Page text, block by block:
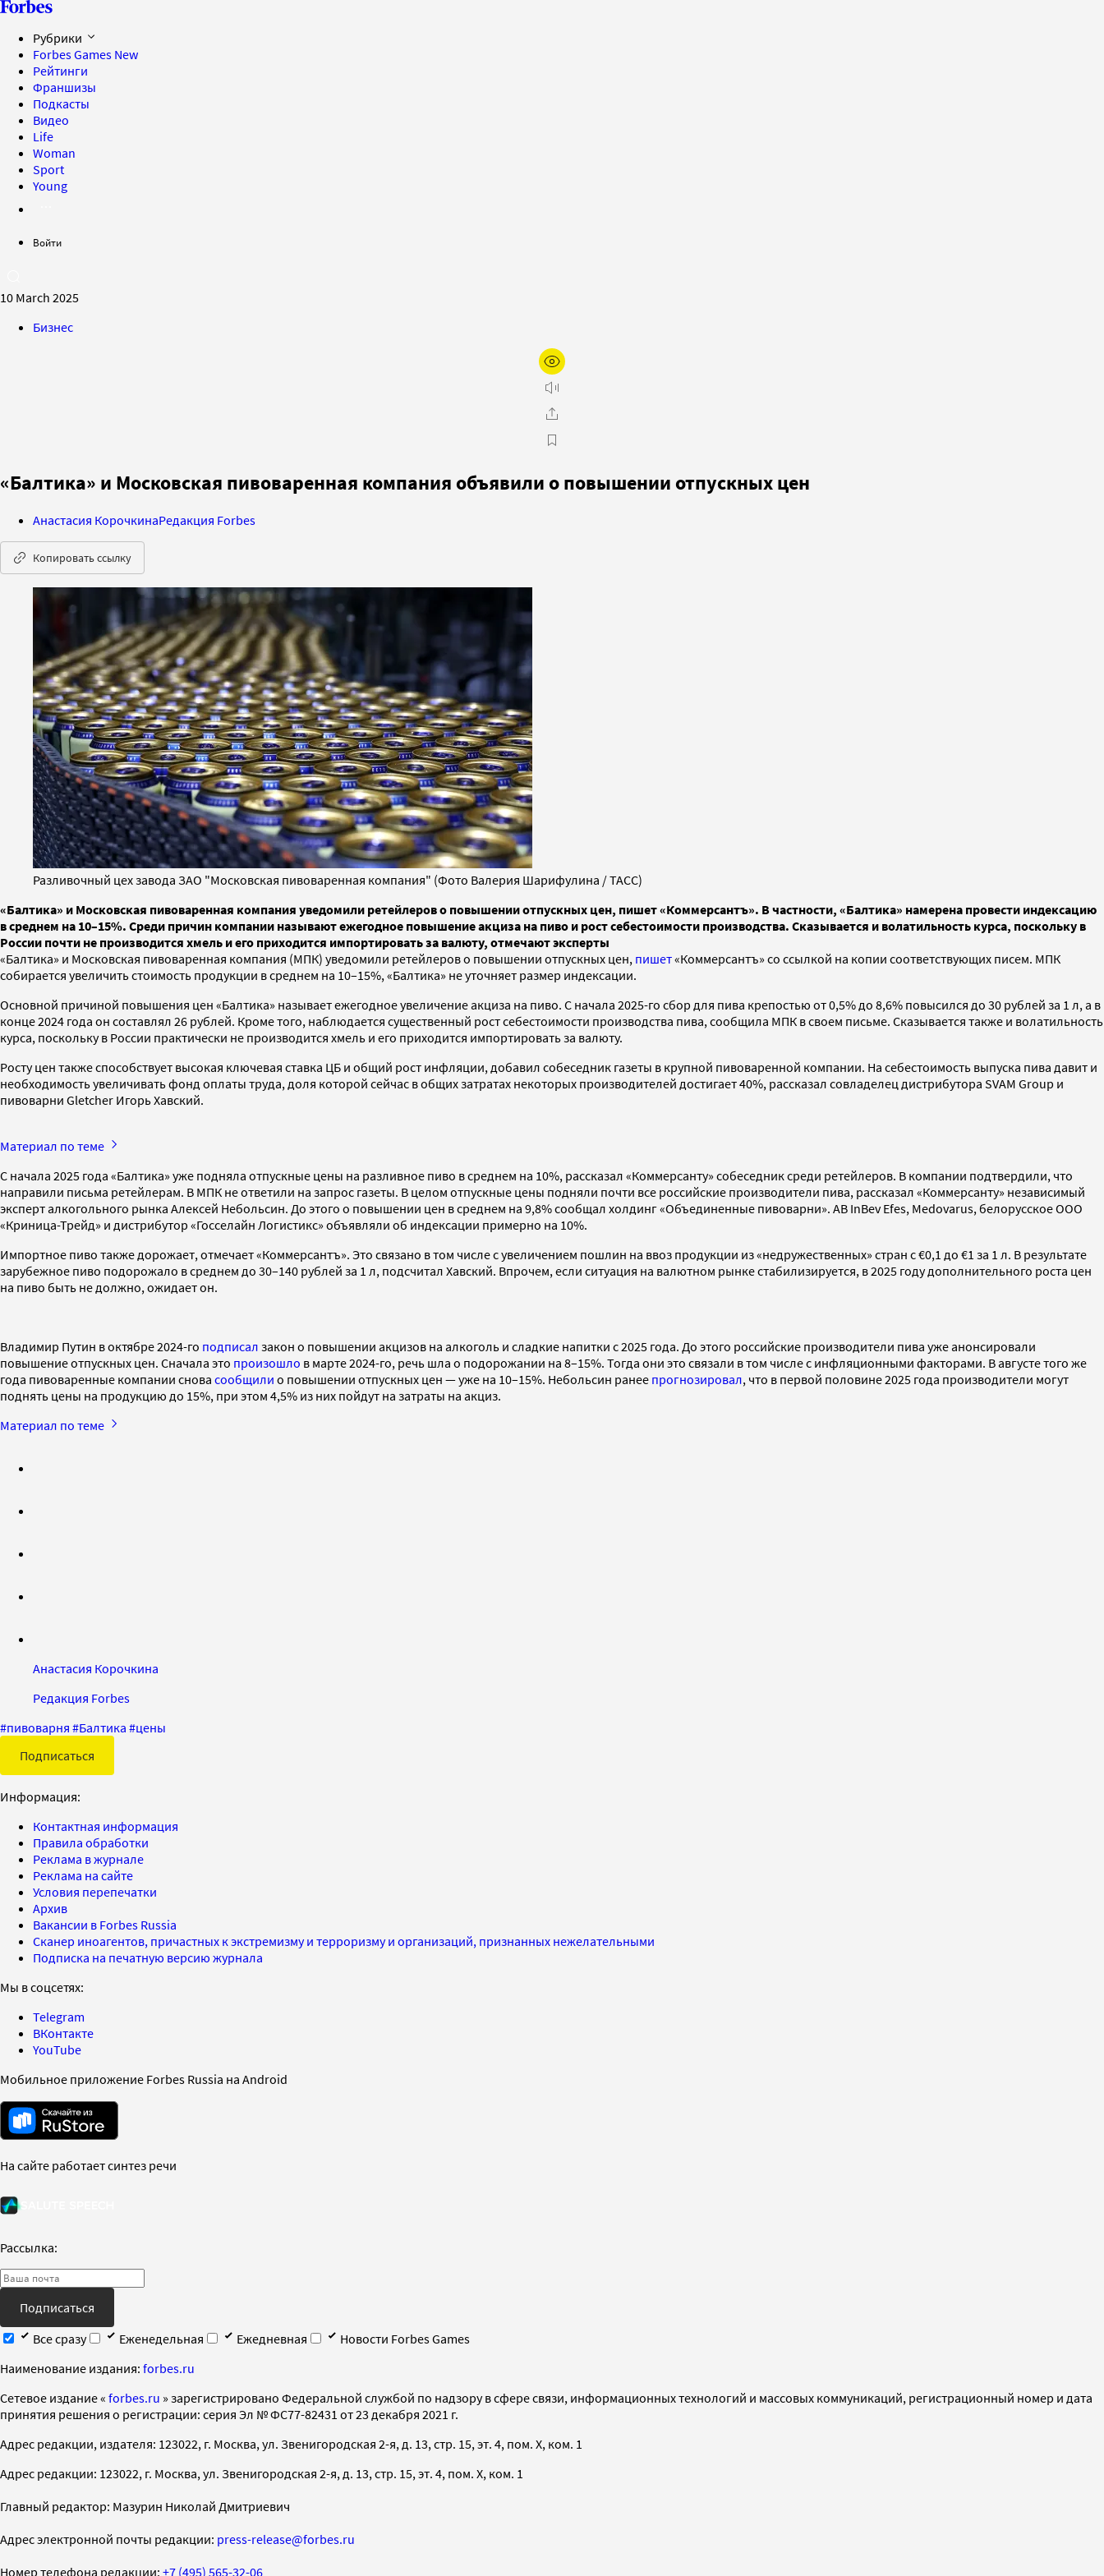
Рубрики
Forbes Games New
Рейтинги
Франшизы
Подкасты
Видео
Life
Woman
Sport
Young
Войти
10 March 2025
Бизнес
«Балтика» и Московская пивоваренная компания объявили о повышении отпускных цен
Анастасия КорочкинаРедакция Forbes
Копировать ссылку
Разливочный цех завода ЗАО "Московская пивоваренная компания" (Фото Валерия Шарифулина / ТАСС)
«Балтика» и Московская пивоваренная компания уведомили ретейлеров о повышении отпускных цен, пишет «Коммерсантъ». В частности, «Балтика» намерена провести индексацию
в среднем на 10–15%. Среди причин компании называют ежегодное повышение акциза на пиво и рост себестоимости производства. Сказывается и волатильность курса, поскольку в
России почти не производится хмель и его приходится импортировать за валюту, отмечают эксперты
«Балтика» и Московская пивоваренная компания (МПК) уведомили ретейлеров о повышении отпускных цен, пишет«Коммерсантъ» со ссылкой на копии соответствующих писем. МПК
собирается увеличить стоимость продукции в среднем на 10–15%, «Балтика» не уточняет размер индексации.
Основной причиной повышения цен «Балтика» называет ежегодное увеличение акциза на пиво. С начала 2025-го сбор для пива крепостью от 0,5% до 8,6% повысился до 30 рублей за 1 л, а в
конце 2024 года он составлял 26 рублей. Кроме того, наблюдается существенный рост себестоимости производства пива, сообщила МПК в своем письме. Сказывается также и волатильность
курса, поскольку в России практически не производится хмель и его приходится импортировать за валюту.
Росту цен также способствует высокая ключевая ставка ЦБ и общий рост инфляции, добавил собеседник газеты в крупной пивоваренной компании. На себестоимость выпуска пива давит и
необходимость увеличивать фонд оплаты труда, доля которой сейчас в общих затратах некоторых производителей достигает 40%, рассказал совладелец дистрибутора SVAM Group и
пивоварни Gletcher Игорь Хавский.
Материал по теме
С начала 2025 года «Балтика» уже подняла отпускные цены на разливное пиво в среднем на 10%, рассказал «Коммерсанту» собеседник среди ретейлеров. В компании подтвердили, что
направили письма ретейлерам. В МПК не ответили на запрос газеты. В целом отпускные цены подняли почти все российские производители пива, рассказал «Коммерсанту» независимый
эксперт алкогольного рынка Алексей Небольсин. До этого о повышении цен в среднем на 9,8% сообщал холдинг «Объединенные пивоварни». AB InBev Efes, Medovarus, белорусское ООО
«Криница-Трейд» и дистрибутор «Госселайн Логистикс» объявляли об индексации примерно на 10%.
Импортное пиво также дорожает, отмечает «Коммерсантъ». Это связано в том числе с увеличением пошлин на ввоз продукции из «недружественных» стран с €0,1 до €1 за 1 л. В результате
зарубежное пиво подорожало в среднем до 30–140 рублей за 1 л, подсчитал Хавский. Впрочем, если ситуация на валютном рынке стабилизируется, в 2025 году дополнительного роста цен
на пиво быть не должно, ожидает он.
Владимир Путин в октябре 2024-го подписал закон о повышении акцизов на алкоголь и сладкие напитки с 2025 года. До этого российские производители пива уже анонсировали
повышение отпускных цен. Сначала это произошло в марте 2024-го, речь шла о подорожании на 8–15%. Тогда они это связали в том числе с инфляционными факторами. В августе того же
года пивоваренные компании снова сообщили о повышении отпускных цен — уже на 10–15%. Небольсин ранее прогнозировал, что в первой половине 2025 года производители могут
поднять цены на продукцию до 15%, при этом 4,5% из них пойдут на затраты на акциз.
Материал по теме
Анастасия Корочкина
Редакция Forbes
#пивоварня #Балтика #цены
Подписаться
Информация:
Контактная информация
Правила обработки
Реклама в журнале
Реклама на сайте
Условия перепечатки
Архив
Вакансии в Forbes Russia
Сканер иноагентов, причастных к экстремизму и терроризму и организаций, признанных нежелательными
Подписка на печатную версию журнала
Мы в соцсетях:
Telegram
ВКонтакте
YouTube
Мобильное приложение Forbes Russia на Android
На сайте работает синтез речи
Рассылка:
Подписаться
Все сразу
Еженедельная Ежедневная
Новости Forbes Games
Наименование издания: forbes.ru
Cетевое издание « forbes.ru » зарегистрировано Федеральной службой по надзору в сфере связи, информационных технологий и массовых коммуникаций, регистрационный номер и дата
принятия решения о регистрации: серия Эл № ФС77-82431 от 23 декабря 2021 г.
Адрес редакции, издателя: 123022, г. Москва, ул. Звенигородская 2-я, д. 13, стр. 15, эт. 4, пом. X, ком. 1
Адрес редакции: 123022, г. Москва, ул. Звенигородская 2-я, д. 13, стр. 15, эт. 4, пом. X, ком. 1
Главный редактор: Мазурин Николай Дмитриевич
Адрес электронной почты редакции: press-release@forbes.ru
Номер телефона редакции: +7 (495) 565-32-06